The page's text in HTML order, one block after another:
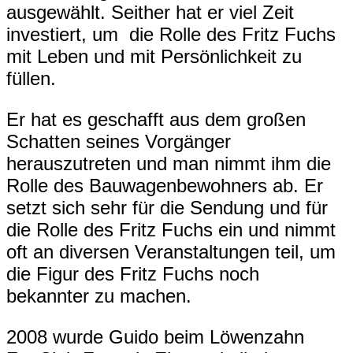
ausgewählt. Seither hat er viel Zeit
investiert, um die Rolle des Fritz Fuchs
mit Leben und mit Persönlichkeit zu
füllen.
Er hat es geschafft aus dem großen
Schatten seines Vorgänger
herauszutreten und man nimmt ihm die
Rolle des Bauwagenbewohners ab. Er
setzt sich sehr für die Sendung und für
die Rolle des Fritz Fuchs ein und nimmt
oft an diversen Veranstaltungen teil, um
die Figur des Fritz Fuchs noch
bekannter zu machen.
2008 wurde Guido beim Löwenzahn